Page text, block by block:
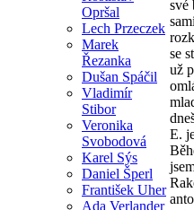
Opršal
Lech Przeczek
Marek
Řezanka
Dušan Spáčil
Vladimír
Stibor
Veronika
Svobodová
Karel Sýs
Daniel Šperl
František Uher
Ada Verlander
své
se
už
E.